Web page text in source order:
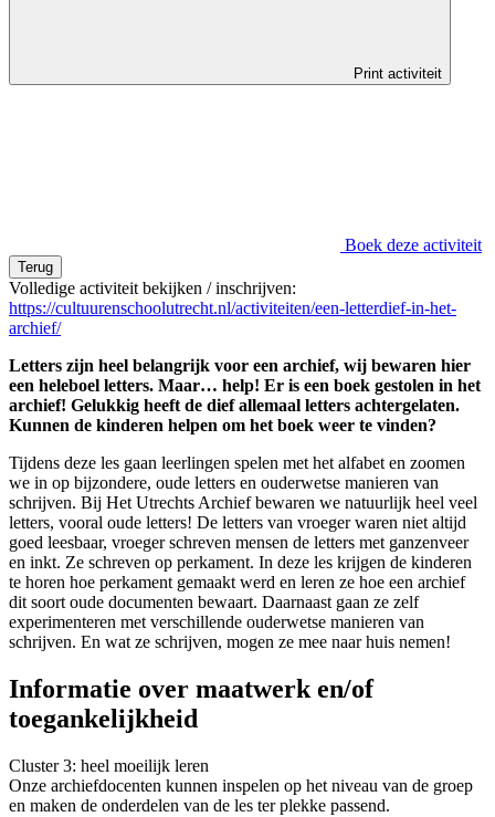
Print activiteit
Boek deze activiteit
Terug
Volledige activiteit bekijken / inschrijven:
https://cultuurenschoolutrecht.nl/activiteiten/een-letterdief-in-het-
archief/
Letters zijn heel belangrijk voor een archief, wij bewaren hier
een heleboel letters. Maar… help! Er is een boek gestolen in het
archief! Gelukkig heeft de dief allemaal letters achtergelaten.
Kunnen de kinderen helpen om het boek weer te vinden?
Tijdens deze les gaan leerlingen spelen met het alfabet en zoomen
we in op bijzondere, oude letters en ouderwetse manieren van
schrijven. Bij Het Utrechts Archief bewaren we natuurlijk heel veel
letters, vooral oude letters! De letters van vroeger waren niet altijd
goed leesbaar, vroeger schreven mensen de letters met ganzenveer
en inkt. Ze schreven op perkament. In deze les krijgen de kinderen
te horen hoe perkament gemaakt werd en leren ze hoe een archief
dit soort oude documenten bewaart. Daarnaast gaan ze zelf
experimenteren met verschillende ouderwetse manieren van
schrijven. En wat ze schrijven, mogen ze mee naar huis nemen!
Informatie over maatwerk en/of
toegankelijkheid
Cluster 3: heel moeilijk leren
Onze archiefdocenten kunnen inspelen op het niveau van de groep
en maken de onderdelen van de les ter plekke passend.